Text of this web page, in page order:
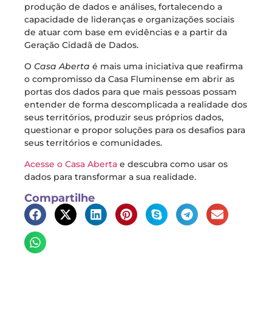
produção de dados e análises, fortalecendo a
capacidade de lideranças e organizações sociais
de atuar com base em evidências e a partir da
Geração Cidadã de Dados.
O Casa Aberta é mais uma iniciativa que reafirma
o compromisso da Casa Fluminense em abrir as
portas dos dados para que mais pessoas possam
entender de forma descomplicada a realidade dos
seus territórios, produzir seus próprios dados,
questionar e propor soluções para os desafios para
seus territórios e comunidades.
Acesse o Casa Aberta e descubra como usar os
dados para transformar a sua realidade.
Compartilhe